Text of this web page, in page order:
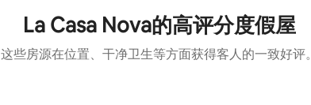
La Casa Nova的高评分度假屋
这些房源在位置、干净卫生等方面获得客人的一致好评。